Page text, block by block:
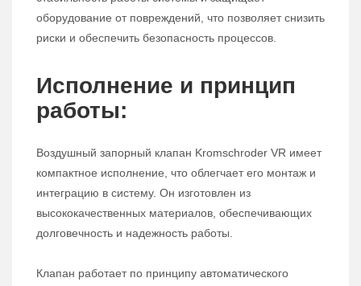
оборудование от повреждений, что позволяет снизить
риски и обеспечить безопасность процессов.
Исполнение и принцип
работы:
Воздушный запорный клапан Kromschroder VR имеет
компактное исполнение, что облегчает его монтаж и
интеграцию в систему. Он изготовлен из
высококачественных материалов, обеспечивающих
долговечность и надежность работы.
Клапан работает по принципу автоматического